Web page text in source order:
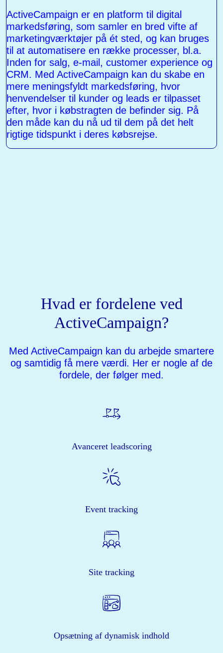
ActiveCampaign er en platform til digital
markedsføring, som samler en bred vifte af
marketingværktøjer på ét sted, og kan bruges
til at automatisere en række processer, bl.a.
Inden for salg, e-mail, customer experience og
CRM. Med ActiveCampaign kan du skabe en
mere meningsfyldt markedsføring, hvor
henvendelser til kunder og leads er tilpasset
efter, hvor i købstragten de befinder sig. På
den måde kan du nå ud til dem på det helt
rigtige tidspunkt i deres købsrejse.
Hvad er fordelene ved
ActiveCampaign?
Med ActiveCampaign kan du arbejde smartere
og samtidig få mere værdi. Her er nogle af de
fordele, der følger med.
Avanceret leadscoring
Event tracking
Site tracking
Opsætning af dynamisk indhold